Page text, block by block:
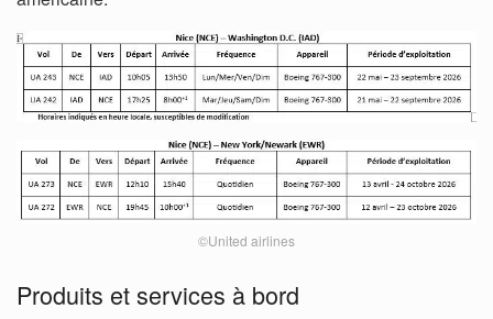
©United airlines
Produits et services à bord